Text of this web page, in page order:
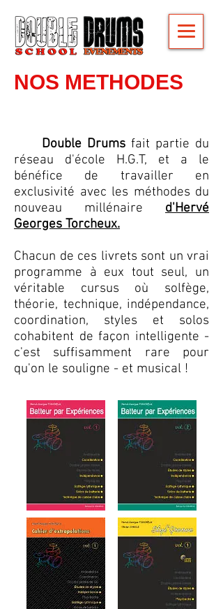
NOS METHODES
Double Drums fait partie du
réseau d'école H.G.T, et a le
bénéfice de travailler en
exclusivité avec les méthodes du
nouveau millénaire d'Hervé
Georges Torcheux.
Chacun de ces livrets sont un vrai
programme à eux tout seul, un
véritable cursus où solfège,
théorie, technique, indépendance,
coordination, styles et solos
cohabitent de façon intelligente -
c'est suffisamment rare pour
qu'on le souligne - et musical !